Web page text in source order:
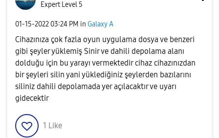
Expert Level 5
‎01-15-2022 03:24 PM in Galaxy A
Cihazınıza çok fazla oyun uygulama dosya ve benzeri
gibi şeyler yüklemiş Sinir ve dahili depolama alanı
dolduğu için bu yarayı vermektedir cihaz cihazınızdan
bir şeyleri silin yani yüklediğiniz şeylerden bazılarını
siliniz dahili depolamada yer açılacaktır ve uyarı
gidecektir
1 Like